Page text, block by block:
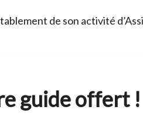
de son activité
guide offert !